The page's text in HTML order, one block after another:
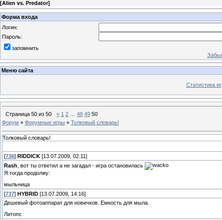
[Alien vs. Predator]
Форма входа
Логин:
Пароль:
запомнить
Меню сайта
Статистика
Страница 50 из 50 « 1 2 48 49 50
Форум » Форумные игры » Толковый словарь!
Толковый словарь!
[736] RIDDICK [13.07.2009, 02:11]
Rash , вот ты ответил а не загадал - игра остановилась
Я тогда продолжу:
мыльница
[737] HYBRID [13.07.2009, 14:16]
Дешевый фотоаппарат для новичков. Емкость для мыла.
Литопс